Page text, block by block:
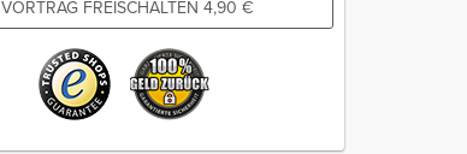
VORTRAG FREISCHALTEN 4,90 €